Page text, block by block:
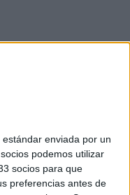
enviada por un
podemos utilizar
socios para que
preferencias antes de